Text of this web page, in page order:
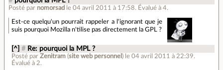
Posté par nomorsad le 04 avril 2011 à 17:58. Évalué à 4.
Est-ce quelqu'un pourrait rappeler a l'ignorant que je
suis pourquoi Mozilla n'tilise pas directement la GPL ?
[^] # Re: pourquoi la MPL ?
Posté parZenitram (site web personnel ) le 04 avril 2011 à 22:39.
Évalué à 2.